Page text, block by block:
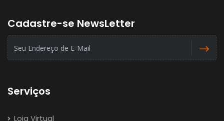
Cadastre-se NewsLetter
Serviços
Loja Virtual